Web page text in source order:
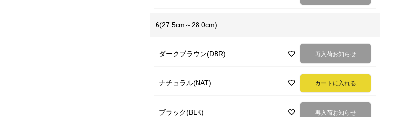
6(27.5cm～28.0cm)
ダークブラウン(DBR) 再入荷お知らせ
ナチュラル(NAT) カートに入れる
ブラック(BLK) 再入荷お知らせ